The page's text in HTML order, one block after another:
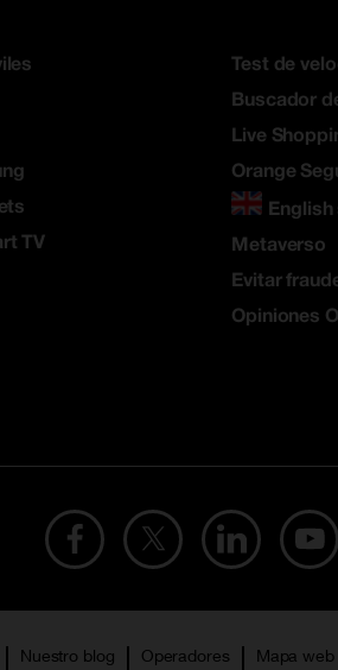
TV
Test de
Buscador
Live
Orange
English
Metaverso
Evitar
Opiniones
Nuestro blog Operadores Mapa web